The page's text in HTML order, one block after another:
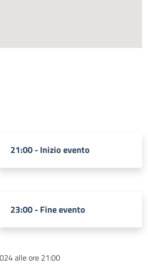
21:00 - Inizio evento
23:00 - Fine evento
alle ore 21:00